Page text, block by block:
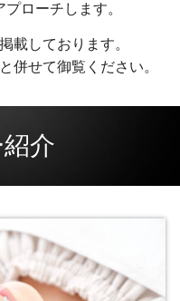
ローチします。
載しております。
併せて御覧ください。
介